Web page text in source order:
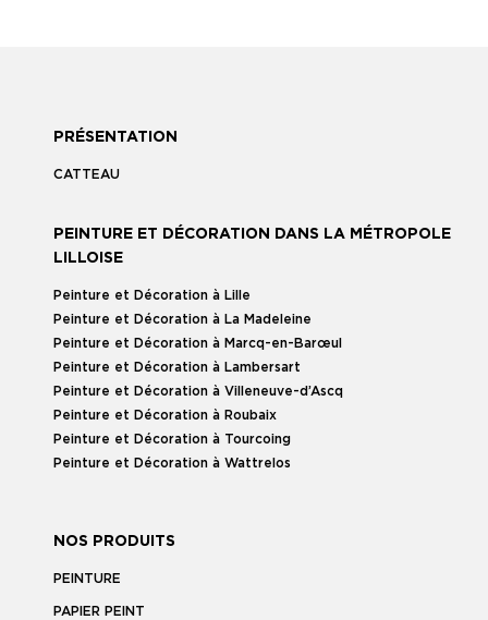
PRÉSENTATION
CATTEAU
PEINTURE ET DÉCORATION DANS LA MÉTROPOLE
LILLOISE
Peinture et Décoration à Lille
Peinture et Décoration à La Madeleine
Peinture et Décoration à Marcq-en-Barœul
Peinture et Décoration à Lambersart
Peinture et Décoration à Villeneuve-d’Ascq
Peinture et Décoration à Roubaix
Peinture et Décoration à Tourcoing
Peinture et Décoration à Wattrelos
NOS PRODUITS
PEINTURE
PAPIER PEINT